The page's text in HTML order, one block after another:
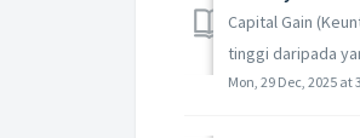
Capital Gain
tinggi daripada
Mon, 29 Dec, 2025 at